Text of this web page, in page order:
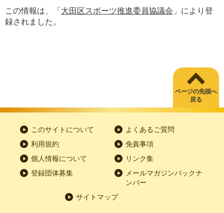
この情報は、「 大田区スポーツ推進委員協議会 」により登
録されました。
ページの先頭へ
戻る
このサイトについて
よくあるご質問
利用規約
免責事項
個人情報について
リンク集
登録団体募集
メールマガジンバックナ
ンバー
サイトマップ